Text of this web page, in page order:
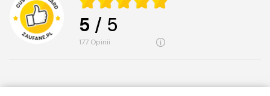
5 / 5
177 opinii